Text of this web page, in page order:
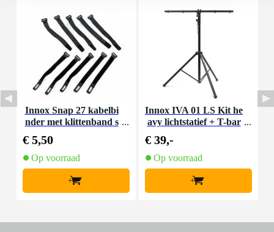
Innox Snap 27 kabelbi
nder met klittenband s
€ 5,50
Op voorraad
+
Innox IVA 01 LS Kit he
avy lichtstatief + T-bar
€ 39,-
Op voorraad
+